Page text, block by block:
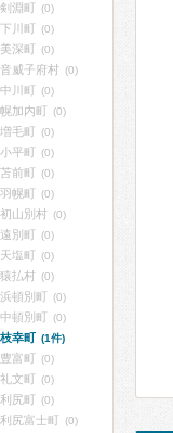
剣淵町 (0)
下川町 (0)
深町 (0)
威子府村 (0)
川町 (0)
加内町 (0)
毛町 (0)
平町 (0)
前町 (0)
幌町 (0)
山別村 (0)
別町 (0)
塩町 (0)
払村 (0)
頓別町 (0)
頓別町 (0)
幸町 (1件)
富町 (0)
文町 (0)
尻町 (0)
尻富士町 (0)